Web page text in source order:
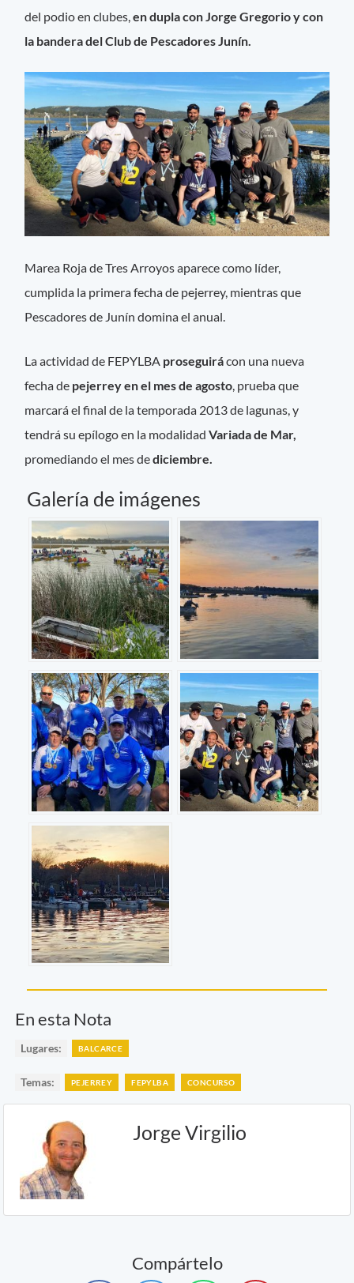
del podio en clubes, en dupla con Jorge Gregorio y con
la bandera del Club de Pescadores Junín.
Marea Roja de Tres Arroyos aparece como líder,
cumplida la primera fecha de pejerrey, mientras que
Pescadores de Junín domina el anual.
La actividad de FEPYLBA proseguirácon una nueva
fecha de pejerrey en el mes de agosto , prueba que
marcará el final de la temporada 2013 de lagunas, y
tendrá su epílogo en la modalidadVariada de Mar,
promediando el mes dediciembre.
Galería de imágenes
En esta Nota
Lugares: BALCARCE
Temas: PEJERREY FEPYLBA CONCURSO
Jorge Virgilio
Compártelo